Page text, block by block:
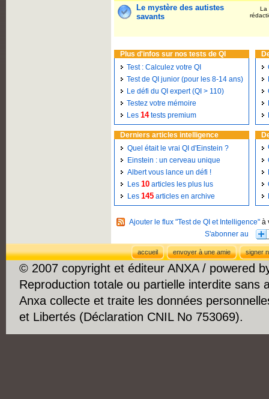
Le mystère des autistes
savants
La
Plus d'infos sur nos tests de QI
Test : Calculez votre QI
Test de QI junior (pour les 8-14 ans)
Le défi du QI expert (QI > 110)
Testez votre mémoire
Les 14tests premium
Derniers articles intelligence
Quel était le vrai QI d'Einstein ?
Einstein : un cerveau unique
Albert vous lance un défi !
Les 10 articles les plus lus
Les 145 articles en archive
Ajouter le flux "Test de QI et Intelligence" à
accueil envoyer à une amie signer
© 2007 copyright et éditeur ANXA / powered
Reproduction totale ou partielle interdite sans
Anxa collecte et traite les données
et Libertés (Déclaration CNIL No 753069).